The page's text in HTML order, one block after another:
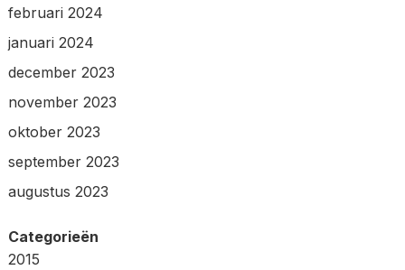
februari 2024
januari 2024
december 2023
november 2023
oktober 2023
september 2023
augustus 2023
Categorieën
2015